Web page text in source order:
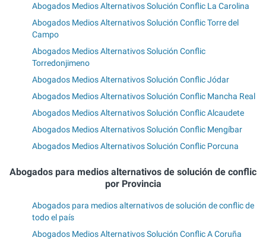
Abogados Medios Alternativos Solución Conflic La Carolina
Abogados Medios Alternativos Solución Conflic Torre del
Campo
Abogados Medios Alternativos Solución Conflic
Torredonjimeno
Abogados Medios Alternativos Solución Conflic Jódar
Abogados Medios Alternativos Solución Conflic Mancha Real
Abogados Medios Alternativos Solución Conflic Alcaudete
Abogados Medios Alternativos Solución Conflic Mengíbar
Abogados Medios Alternativos Solución Conflic Porcuna
Abogados para medios alternativos de solución de conflic
por Provincia
Abogados para medios alternativos de solución de conflic de
todo el país
Abogados Medios Alternativos Solución Conflic A Coruña